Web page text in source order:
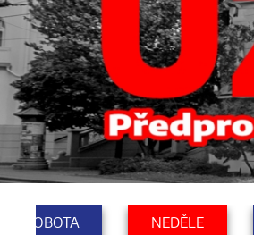
SOBOTA NEDĚLE